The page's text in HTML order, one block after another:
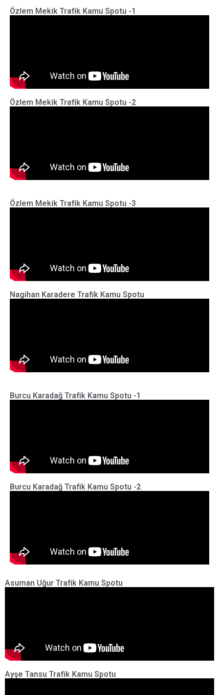
Özlem Mekik Trafik Kamu Spotu -1
Özlem Mekik Trafik Kamu Spotu -2
Özlem Mekik Trafik Kamu Spotu -3
Nagihan Karadere Trafik Kamu Spotu
Burcu Karadağ Trafik Kamu Spotu -1
Burcu Karadağ Trafik Kamu Spotu -2
Asuman Uğur Trafik Kamu Spotu
Ayşe Tansu Trafik Kamu Spotu